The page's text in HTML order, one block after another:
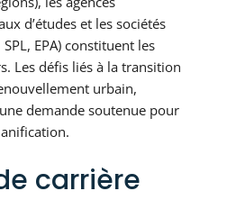
d’études et les sociétés
EPA) constituent les
Les défis liés à la transition
urbain,
demande soutenue pour
carrière